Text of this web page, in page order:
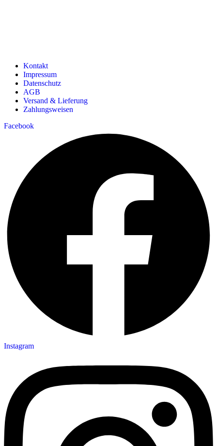
Kontakt
Impressum
Datenschutz
AGB
Versand & Lieferung
Zahlungsweisen
Facebook
Instagram